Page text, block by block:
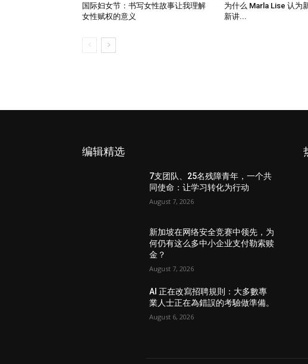
国际妇女节：书写女性故事让我理解
女性赋权的意义
为什么 Marla Lise 认为
新讲...
编辑精选
7支团队、25名残障青年，一个共
同使命：让学习转化为行动
August 7, 2026
新加坡在网络安全竞赛中领先，为
何仍有这么多中小企业支付勒索赎
金？
August 7, 2026
AI 正在改寫招聘規則：大多數專
業人士正在為錯誤的考驗做準備。
August 6, 2026